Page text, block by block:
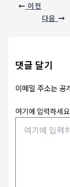
이전
다음
댓글 달기
이메일 주소는 공
여기에 입력하세